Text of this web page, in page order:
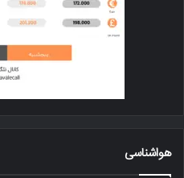
هواشناسی